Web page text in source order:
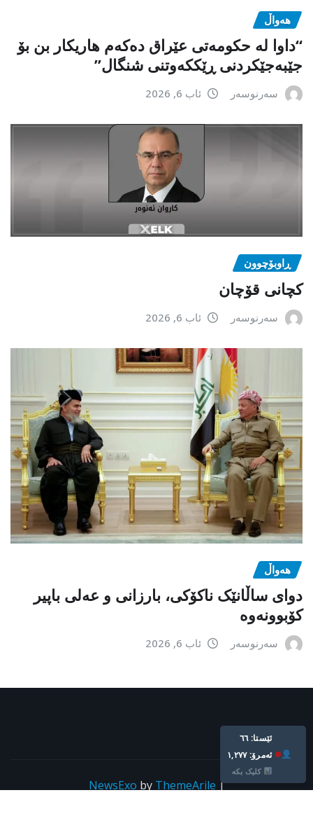
هەواڵ
“داوا لە حكومەتی عێراق دەكەم هاریكار بن بۆ
جێبەجێكردنی ڕێككەوتنی شنگال”
سەرنوسەر ئاب 6, 2026
ڕاوبۆچوون
کچانی قۆچان
سەرنوسەر ئاب 6, 2026
هەواڵ
دوای ساڵانێک ناکۆکی، بارزانی و عەلی باپیر
کۆبوونەوە
سەرنوسەر ئاب 6, 2026
|
NewsExo by ThemeArile
ئێستا: ٦٦
ئه‌مرۆ: ١,٢٧٧
کلیک بکە